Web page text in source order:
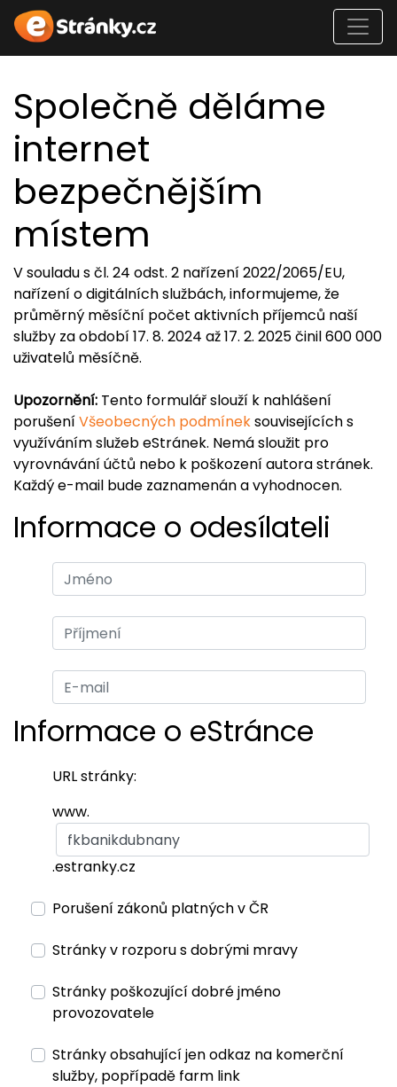
Společně děláme
internet
bezpečnějším
místem
V souladu s čl. 24 odst. 2 nařízení 2022/2065/EU,
nařízení o digitálních službách, informujeme, že
průměrný měsíční počet aktivních příjemců naší
služby za období 17. 8. 2024 až 17. 2. 2025 činil 600 000
uživatelů měsíčně.
Upozornění: Tento formulář slouží k nahlášení
porušeníVšeobecných podmíneksouvisejících s
využíváním služeb eStránek. Nemá sloužit pro
vyrovnávání účtů nebo k poškození autora stránek.
Každý e-mail bude zaznamenán a vyhodnocen.
Informace o odesílateli
Informace o eStránce
URL stránky:
www.
.estranky.cz
Porušení zákonů platných v ČR
Stránky v rozporu s dobrými mravy
Stránky poškozující dobré jméno
provozovatele
Stránky obsahující jen odkaz na komerční
služby, popřípadě farm link